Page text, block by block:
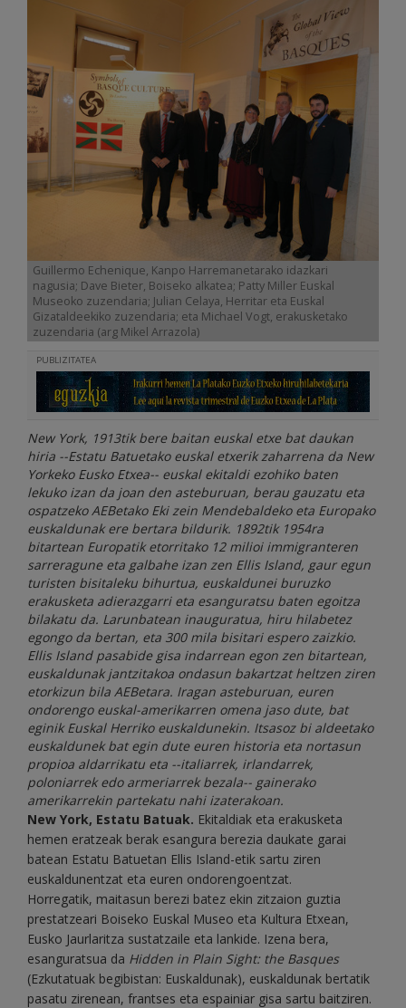
Guillermo Echenique, Kanpo Harremanetarako idazkari
nagusia; Dave Bieter, Boiseko alkatea; Patty Miller Euskal
Museoko zuzendaria; Julian Celaya, Herritar eta Euskal
Gizataldeekiko zuzendaria; eta Michael Vogt, erakusketako
zuzendaria (arg Mikel Arrazola)
PUBLIZITATEA
New York, 1913tik bere baitan euskal etxe bat daukan
hiria --Estatu Batuetako euskal etxerik zaharrena da New
Yorkeko Eusko Etxea-- euskal ekitaldi ezohiko baten
lekuko izan da joan den asteburuan, berau gauzatu eta
ospatzeko AEBetako Eki zein Mendebaldeko eta Europako
euskaldunak ere bertara bildurik. 1892tik 1954ra
bitartean Europatik etorritako 12 milioi immigranteren
sarreragune eta galbahe izan zen Ellis Island, gaur egun
turisten bisitaleku bihurtua, euskaldunei buruzko
erakusketa adierazgarri eta esanguratsu baten egoitza
bilakatu da. Larunbatean inauguratua, hiru hilabetez
egongo da bertan, eta 300 mila bisitari espero zaizkio.
Ellis Island pasabide gisa indarrean egon zen bitartean,
euskaldunak jantzitakoa ondasun bakartzat heltzen ziren
etorkizun bila AEBetara. Iragan asteburuan, euren
ondorengo euskal-amerikarren omena jaso dute, bat
eginik Euskal Herriko euskaldunekin. Itsasoz bi aldeetako
euskaldunek bat egin dute euren historia eta nortasun
propioa aldarrikatu eta --italiarrek, irlandarrek,
poloniarrek edo armeriarrek bezala-- gainerako
amerikarrekin partekatu nahi izaterakoan.
New York, Estatu Batuak. Ekitaldiak eta erakusketa
hemen eratzeak berak esangura berezia daukate garai
batean Estatu Batuetan Ellis Island-etik sartu ziren
euskaldunentzat eta euren ondorengoentzat.
Horregatik, maitasun berezi batez ekin zitzaion guztia
prestatzeari Boiseko Euskal Museo eta Kultura Etxean,
Eusko Jaurlaritza sustatzaile eta lankide. Izena bera,
esanguratsua da Hidden in Plain Sight: the Basques
(Ezkutatuak begibistan: Euskaldunak), euskaldunak bertatik
pasatu zirenean, frantses eta espainiar gisa sartu baitziren.